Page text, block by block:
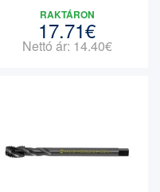
RAKTÁRON
17.71€
Nettó ár: 14.40€